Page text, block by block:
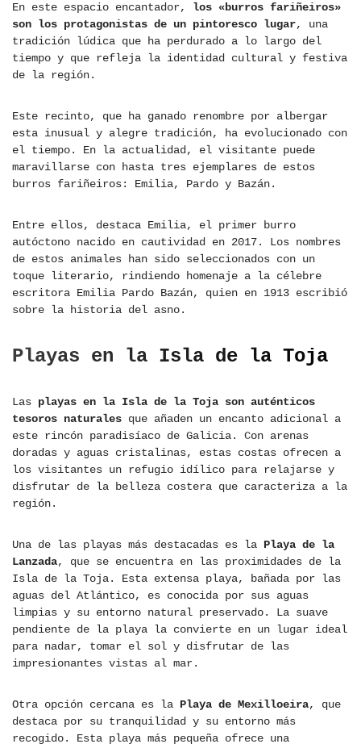
En este espacio encantador, los «burros fariñeiros»
son los protagonistas de un pintoresco lugar, una
tradición lúdica que ha perdurado a lo largo del
tiempo y que refleja la identidad cultural y festiva
de la región.
Este recinto, que ha ganado renombre por albergar
esta inusual y alegre tradición, ha evolucionado con
el tiempo. En la actualidad, el visitante puede
maravillarse con hasta tres ejemplares de estos
burros fariñeiros: Emilia, Pardo y Bazán.
Entre ellos, destaca Emilia, el primer burro
autóctono nacido en cautividad en 2017. Los nombres
de estos animales han sido seleccionados con un
toque literario, rindiendo homenaje a la célebre
escritora Emilia Pardo Bazán, quien en 1913 escribió
sobre la historia del asno.
Playas en la Isla de la Toja
Las playas en la Isla de la Toja son auténticos
tesoros naturales que añaden un encanto adicional a
este rincón paradisíaco de Galicia. Con arenas
doradas y aguas cristalinas, estas costas ofrecen a
los visitantes un refugio idílico para relajarse y
disfrutar de la belleza costera que caracteriza a la
región.
Una de las playas más destacadas es la Playa de la
Lanzada, que se encuentra en las proximidades de la
Isla de la Toja. Esta extensa playa, bañada por las
aguas del Atlántico, es conocida por sus aguas
limpias y su entorno natural preservado. La suave
pendiente de la playa la convierte en un lugar ideal
para nadar, tomar el sol y disfrutar de las
impresionantes vistas al mar.
Otra opción cercana es la Playa de Mexilloeira, que
destaca por su tranquilidad y su entorno más
recogido. Esta playa más pequeña ofrece una